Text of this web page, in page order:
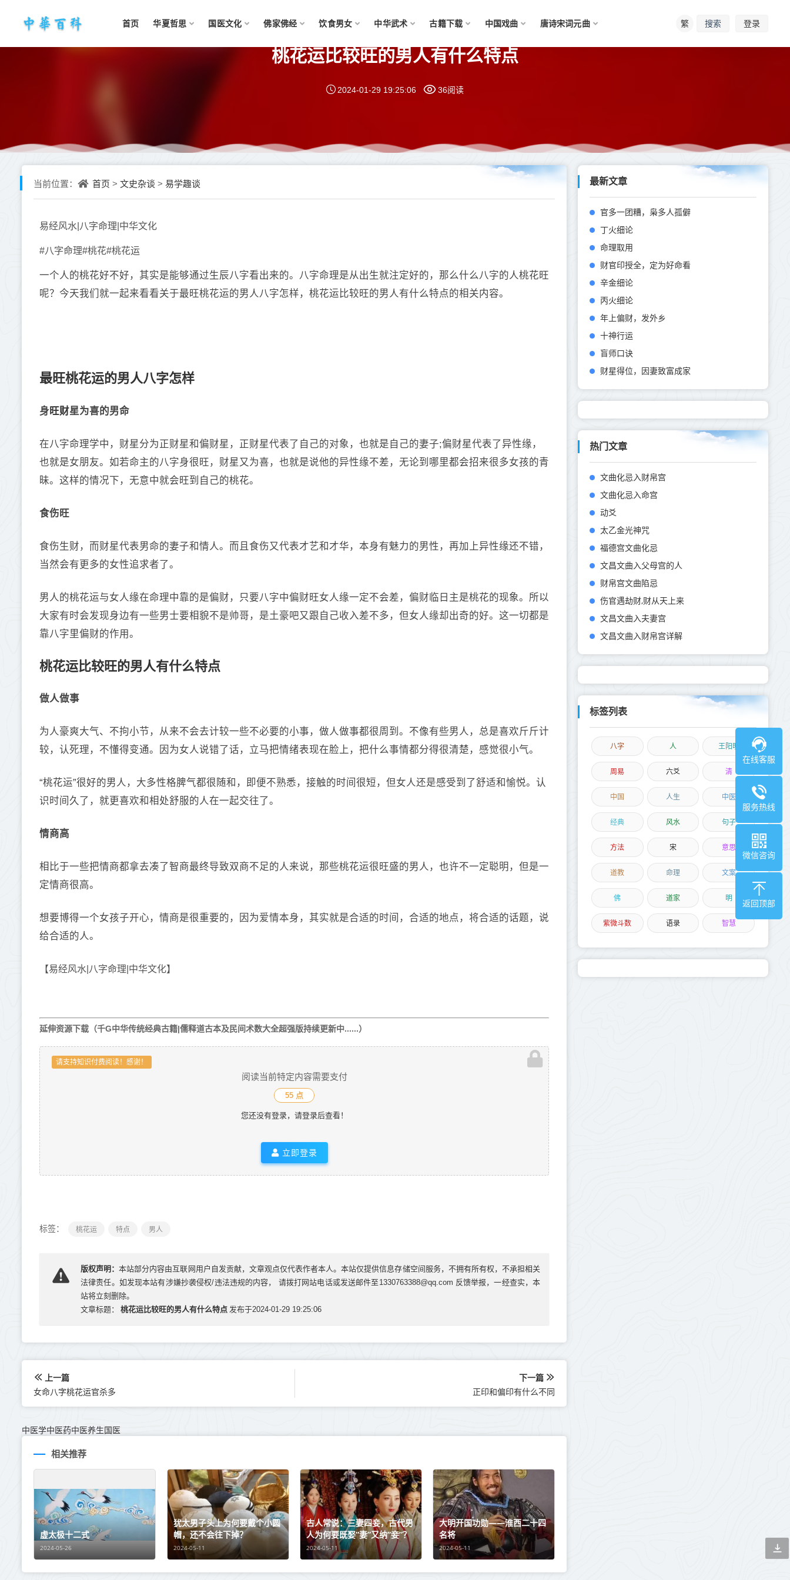
首页 华夏哲思 国医文化 佛家佛经 饮食男女 中华武术 古籍下载 中国戏曲 唐诗宋词元曲 繁 搜索 登录
桃花运比较旺的男人有什么特点
2024-01-29 19:25:06 36阅读
当前位置： 首页 > 文史杂谈 > 易学趣谈
易经风水|八字命理|中华文化
#八字命理#桃花#桃花运
一个人的桃花好不好，其实是能够通过生辰八字看出来的。八字命理是从出生就注定好的，那么什么八字的人桃花旺
呢？今天我们就一起来看看关于最旺桃花运的男人八字怎样，桃花运比较旺的男人有什么特点的相关内容。
最旺桃花运的男人八字怎样
身旺财星为喜的男命
在八字命理学中，财星分为正财星和偏财星，正财星代表了自己的对象，也就是自己的妻子;偏财星代表了异性缘，
也就是女朋友。如若命主的八字身很旺，财星又为喜，也就是说他的异性缘不差，无论到哪里都会招来很多女孩的青
昧。这样的情况下，无意中就会旺到自己的桃花。
食伤旺
食伤生财，而财星代表男命的妻子和情人。而且食伤又代表才艺和才华，本身有魅力的男性，再加上异性缘还不错，
当然会有更多的女性追求者了。
男人的桃花运与女人缘在命理中靠的是偏财，只要八字中偏财旺女人缘一定不会差，偏财临日主是桃花的现象。所以
大家有时会发现身边有一些男士要相貌不是帅哥，是土豪吧又跟自己收入差不多，但女人缘却出奇的好。这一切都是
靠八字里偏财的作用。
桃花运比较旺的男人有什么特点
做人做事
为人豪爽大气、不拘小节，从来不会去计较一些不必要的小事，做人做事都很周到。不像有些男人，总是喜欢斤斤计
较，认死理，不懂得变通。因为女人说错了话，立马把情绪表现在脸上，把什么事情都分得很清楚，感觉很小气。
“桃花运”很好的男人，大多性格脾气都很随和，即便不熟悉，接触的时间很短，但女人还是感受到了舒适和愉悦。认
识时间久了，就更喜欢和相处舒服的人在一起交往了。
情商高
相比于一些把情商都拿去凑了智商最终导致双商不足的人来说，那些桃花运很旺盛的男人，也许不一定聪明，但是一
定情商很高。
想要博得一个女孩子开心，情商是很重要的，因为爱情本身，其实就是合适的时间，合适的地点，将合适的话题，说
给合适的人。
【易经风水|八字命理|中华文化】
延伸资源下载（千G中华传统经典古籍|儒释道古本及民间术数大全超强版持续更新中......）
请支持知识付费阅读！感谢！
阅读当前特定内容需要支付
55 点
您还没有登录，请登录后查看！
立即登录
标签： 桃花运 特点 男人
版权声明：本站部分内容由互联网用户自发贡献，文章观点仅代表作者本人。本站仅提供信息存储空间服务，不拥有所有权，不承担相关
法律责任。如发现本站有涉嫌抄袭侵权/违法违规的内容， 请拨打网站电话或发送邮件至1330763388@qq.com 反馈举报，一经查实，本
站将立刻删除。
文章标题：
桃花运比较旺的男人有什么特点 发布于2024-01-29 19:25:06
上一篇
女命八字桃花运官杀多
下一篇
正印和偏印有什么不同
中医学中医药中医养生国医
相关推荐
虚太极十二式
2024-05-26
犹太男子头上为何要戴个小圆
帽，还不会往下掉？
2024-05-11
古人常说：三妻四妾，古代男
人为何要既娶“妻”又纳“妾”？
2024-05-11
大明开国功勋——淮西二十四
名将
2024-05-11
最新文章
官多一团糟，枭多人孤僻
丁火细论
命理取用
财官印授全，定为好命看
辛金细论
丙火细论
年上偏财，发外乡
十神行运
盲师口诀
财星得位，因妻致富成家
热门文章
文曲化忌入财帛宫
文曲化忌入命宫
动爻
太乙金光神咒
福德宫文曲化忌
文昌文曲入父母宫的人
财帛宫文曲陷忌
伤官遇劫财,财从天上来
文昌文曲入夫妻宫
文昌文曲入财帛宫详解
标签列表
八字 人 王阳明
周易 六爻 清
中国 人生 中医
经典 风水 句子
方法 宋 意思
道教 命理 文案
佛 道家 明
紫微斗数 语录 智慧
在线客服
服务热线
微信咨询
返回顶部